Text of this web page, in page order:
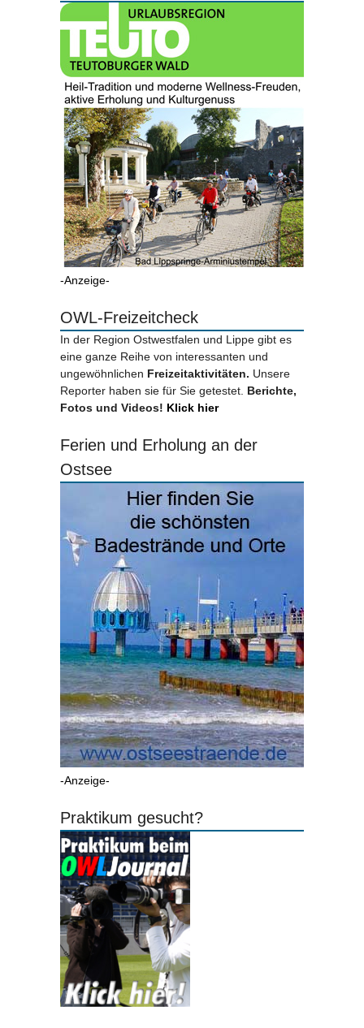
-Anzeige-
OWL-Freizeitcheck
In der Region Ostwestfalen und Lippe gibt es
eine ganze Reihe von interessanten und
ungewöhnlichen Freizeitaktivitäten. Unsere
Reporter haben sie für Sie getestet. Berichte,
Fotos und Videos! Klick hier
Ferien und Erholung an der
Ostsee
-Anzeige-
Praktikum gesucht?